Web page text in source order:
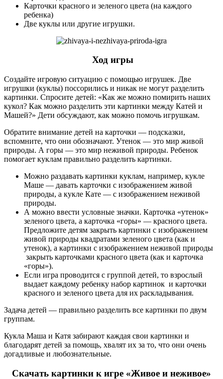
Карточки красного и зеленого цвета (на каждого
ребенка)
Две куклы или другие игрушки.
Ход игры
Создайте игровую ситуацию с помощью игрушек. Две
игрушки (куклы) поссорились и никак не могут разделить
картинки. Спросите детей: «Как же можно помирить наших
кукол? Как можно разделить эти картинки между Катей и
Машей?» Дети обсуждают, как можно помочь игрушкам.
Обратите внимание детей на карточки — подсказки,
вспомните, что они обозначают. Утенок — это мир живой
природы. А горы — это мир неживой природы. Ребенок
помогает куклам правильно разделить картинки.
Можно раздавать картинки куклам, например, кукле
Маше — давать карточки с изображением живой
природы, а кукле Кате — с изображением неживой
природы.
А можно ввести условные значки. Карточка «утенок»
зеленого цвета, а карточка «горы» — красного цвета.
Предложите детям закрыть картинки с изображением
живой природы квадратами зеленого цвета (как и
утенок), а картинки с изображением неживой природы
закрыть карточками красного цвета (как и карточка
«горы»).
Если игра проводится с группой детей, то взрослый
выдает каждому ребенку набор картинок и карточки
красного и зеленого цвета для их раскладывания.
Задача детей — правильно разделить все картинки по двум
группам.
Кукла Маша и Катя забирают каждая свои картинки и
благодарят детей за помощь, хвалят их за то, что они очень
догадливые и любознательные.
Скачать картинки к игре «Живое и неживое»